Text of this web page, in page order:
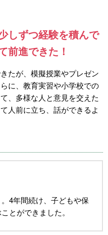
しずつ経験を積んで
前進できた！
たが、模擬授業やプレゼン
に、教育実習や小学校での
、多様な人と意見を交えた
人前に立ち、話ができるよ
4年間続け、子どもや保
とができました。